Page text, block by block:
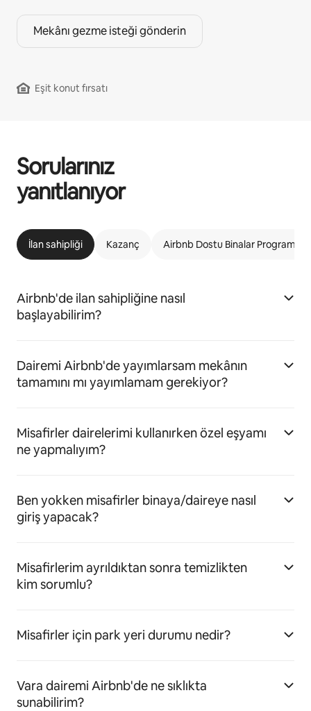
Mekânı gezme isteği gönderin
Eşit konut fırsatı
Sorularınız
yanıtlanıyor
İlan sahipliği Kazanç Airbnb Dostu Binalar Programı
Airbnb'de ilan sahipliğine nasıl
başlayabilirim?
Dairemi Airbnb'de yayımlarsam mekânın
tamamını mı yayımlamam gerekiyor?
Misafirler dairelerimi kullanırken özel eşyamı
ne yapmalıyım?
Ben yokken misafirler binaya/daireye nasıl
giriş yapacak?
Misafirlerim ayrıldıktan sonra temizlikten
kim sorumlu?
Misafirler için park yeri durumu nedir?
Vara dairemi Airbnb'de ne sıklıkta
sunabilirim?